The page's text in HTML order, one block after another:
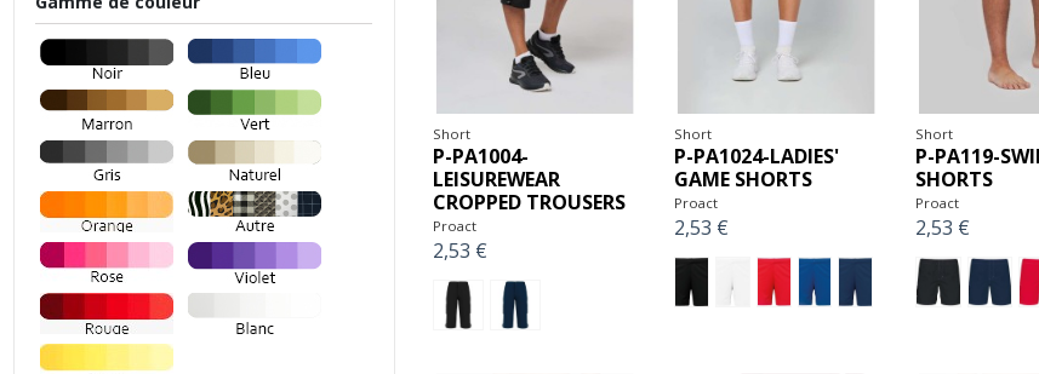
Short
P-PA1004-
LEISUREWEAR
CROPPED TROUSERS
Proact
2,53 €
Short
P-PA1024-LADIES'
GAME SHORTS
Proact
2,53 €
Short
P-PA119-
SHORTS
Proact
2,53 €